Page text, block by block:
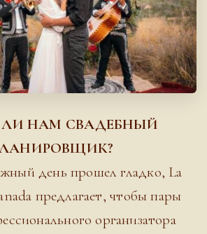
НАМ СВАДЕБНЫЙ
день прошел гладко, La
предлагает, чтобы пары
организатора